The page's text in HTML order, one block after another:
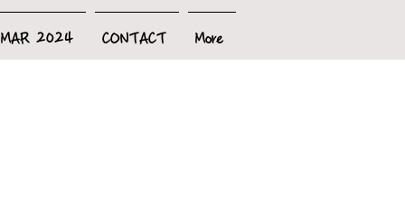
MAR 2024 CONTACT More